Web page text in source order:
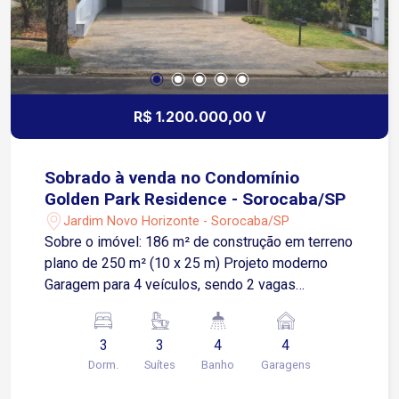
R$ 1.200.000,00 V
Sobrado à venda no Condomínio
Golden Park Residence - Sorocaba/SP
Jardim Novo Horizonte - Sorocaba/SP
Sobre o imóvel: 186 m² de construção em terreno
plano de 250 m² (10 x 25 m) Projeto moderno
Garagem para 4 veículos, sendo 2 vagas
privativo junto à garagem Sala ampla para 3
ambientes integrada à cozinha Cozinha com
armários planejados Lavabo no piso inferior,
3
Dorm.
3
Suítes
4
Banho
4
Garagens